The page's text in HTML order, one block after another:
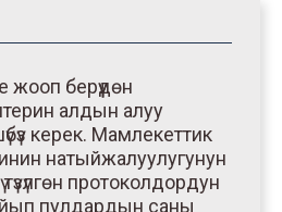
жооп берүүдөн
алдын алуу
керек. Мамлекеттик
натыйжалуулугунун
түзүлгөн протоколдордун
пулдардын саны